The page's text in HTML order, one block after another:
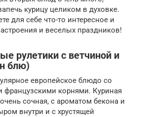
курицу целиком в духовке.
для себе что-то интересное и
и веселых праздников!
рулетики с ветчиной и
блю)
европейское блюдо со
французскими корнями. Куриная
очень сочная, с ароматом бекона и
внутри и с хрустящей